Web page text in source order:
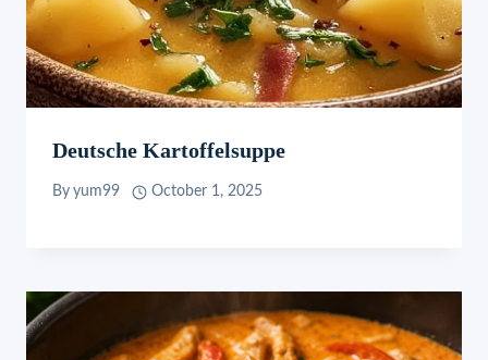
Deutsche Kartoffelsuppe
By yum99 October 1, 2025